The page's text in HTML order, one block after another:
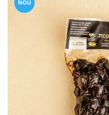
SOSURI
FĂINĂ FĂRĂ GLUTEN
BĂUTURI / LAPTE VEGETAL
OREZ ȘI CEREALE
CREME ȘI PASTE TARTINABILE
CEAIURI GRECEȘTI
NOU